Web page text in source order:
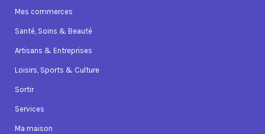
Mes commerces
Santé, Soins & Beauté
Artisans & Entreprises
Loisirs, Sports & Culture
Sortir
Services
Ma maison